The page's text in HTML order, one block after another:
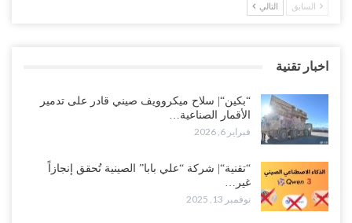
السابق التالي
اخبار تقنية
“بكين“| سلاح ميكروويف صيني قادر على تدمير
الأقمار الصناعية…
فبراير 6, 2026
“تقنية“| شركة “علي بابا” الصينية تُحقق إنجازاً
غير…
نوفمبر 13, 2025